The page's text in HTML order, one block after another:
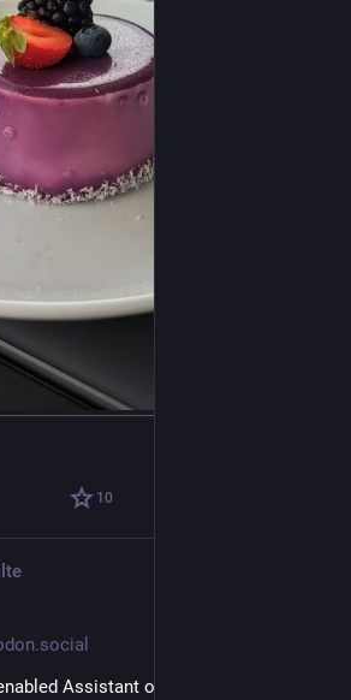
10
Assistant on any Android phone I